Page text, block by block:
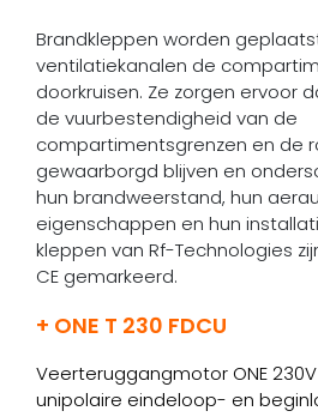
Brandkleppen worden
ventilatiekanalen de
doorkruisen. Ze zorgen ervoor
de vuurbestendigheid van de
compartimentsgrenzen en de
gewaarborgd blijven en
hun brandweerstand, hun
eigenschappen en hun
kleppen van Rf-Technologies
CE gemarkeerd.
+ ONE T 230 FDCU
Veerteruggangmotor ONE
unipolaire eindeloop- en